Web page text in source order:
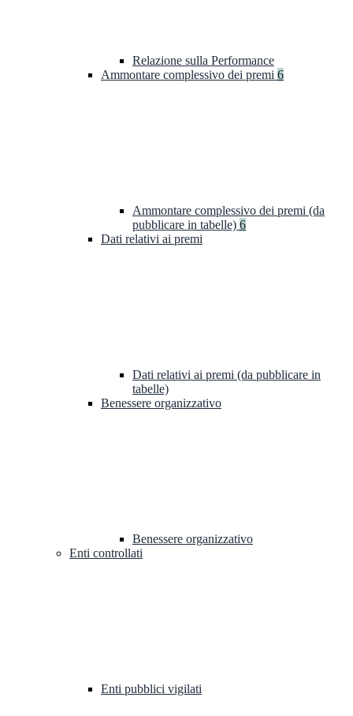
Relazione sulla Performance
Ammontare complessivo dei premi 6
Ammontare complessivo dei premi (da
pubblicare in tabelle) 6
Dati relativi ai premi
Dati relativi ai premi (da pubblicare in
tabelle)
Benessere organizzativo
Benessere organizzativo
Enti controllati
Enti pubblici vigilati